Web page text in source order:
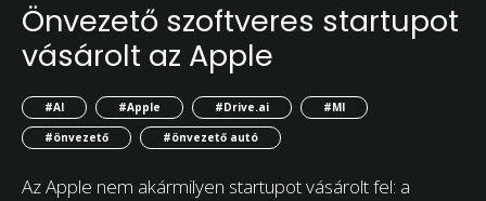
Önvezető szoftveres startupot
vásárolt az Apple
#AI #Apple #Drive.ai
#MI
#önvezető
#önvezető autó
Az Apple nem akármilyen startupot vásárolt fel: a